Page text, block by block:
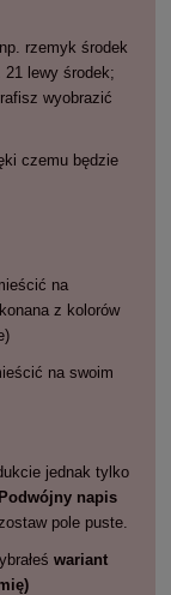
rzemyk środek
21 lewy środek;
wyobrazić
czemu będzie
na
z kolorów
na swoim
jednak tylko
napis
pole puste.
wariant